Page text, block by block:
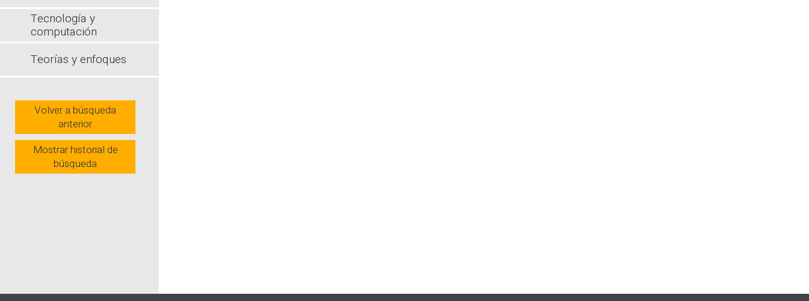
Tecnología y
computación
Teorías y enfoques
Volver a búsqueda
anterior
Mostrar historial de
búsqueda